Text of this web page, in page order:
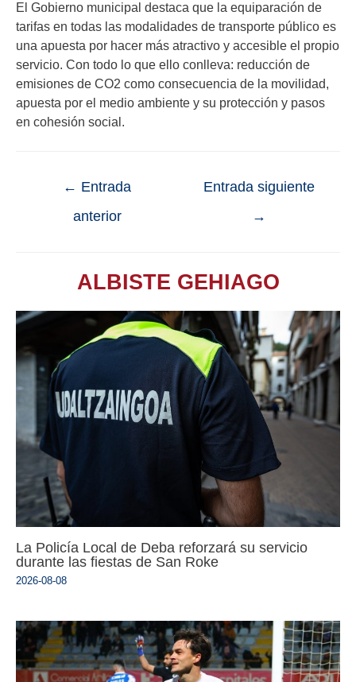
El Gobierno municipal destaca que la equiparación de
tarifas en todas las modalidades de transporte público es
una apuesta por hacer más atractivo y accesible el propio
servicio. Con todo lo que ello conlleva: reducción de
emisiones de CO2 como consecuencia de la movilidad,
apuesta por el medio ambiente y su protección y pasos
en cohesión social.
← Entrada
anterior
Entrada siguiente
→
ALBISTE GEHIAGO
La Policía Local de Deba reforzará su servicio
durante las fiestas de San Roke
2026-08-08